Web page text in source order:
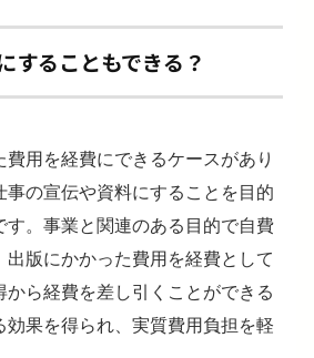
することもできる？
費用を経費にできるケースがあり
事の宣伝や資料にすることを目的
す。事業と関連のある目的で自費
出版にかかった費用を経費として
から経費を差し引くことができる
効果を得られ、実質費用負担を軽